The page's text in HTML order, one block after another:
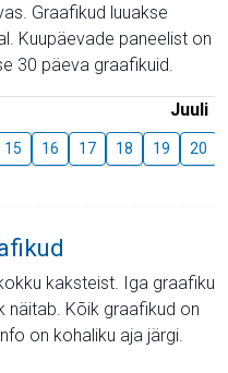
Graafikud luuakse
Kuupäevade paneelist on
30 päeva graafikuid.
Juuli
15 16 17 18 19 20
kaksteist. Iga graafiku
näitab. Kõik graafikud on
on kohaliku aja järgi.